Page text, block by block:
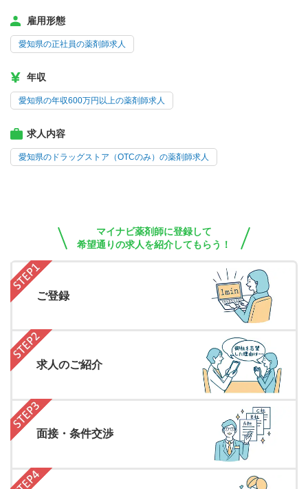
雇用形態
愛知県の正社員の薬剤師求人
年収
愛知県の年収600万円以上の薬剤師求人
求人内容
愛知県のドラッグストア（OTCのみ）の薬剤師求人
マイナビ薬剤師に登録して
希望通りの求人を紹介してもらう！
ご登録
求人のご紹介
面接・条件交渉